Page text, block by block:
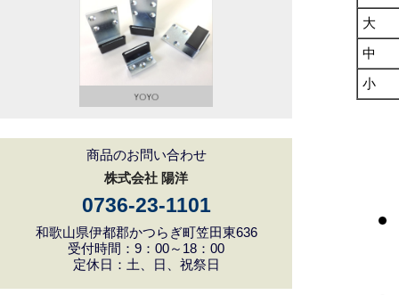
商品のお問い合わせ
株式会社 陽洋
0736-23-1101
和歌山県伊都郡かつらぎ町笠田東636
受付時間：9：00～18：00
定休日：土、日、祝祭日
大
中
小